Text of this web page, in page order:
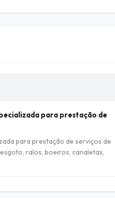
para prestação de
para prestação de serviços de
ralos, boeiros, canaletas,